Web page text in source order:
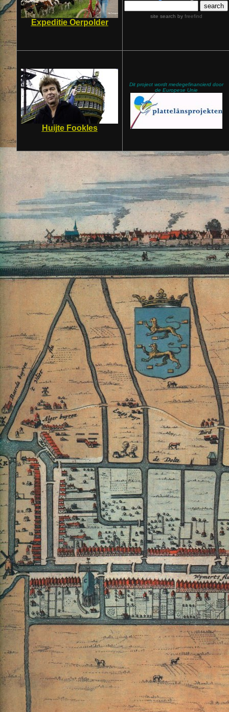
Expeditie Oerpolder
site search by freefind
Huijte Fookles
Dit project wordt medegefinancierd door
de Europese Unie